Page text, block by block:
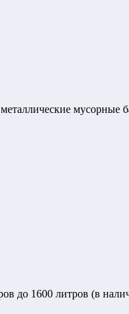
мусорные
1600 литров (в